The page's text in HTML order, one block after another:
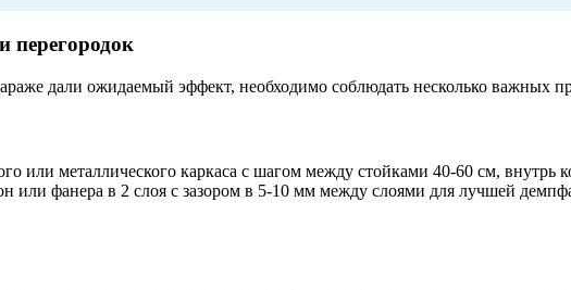
перегородок
дали ожидаемый эффект, необходимо соблюдать несколько важных
или металлического каркаса с шагом между стойками 40-60 см, внутрь
или фанера в 2 слоя с зазором в 5-10 мм между слоями для лучшей